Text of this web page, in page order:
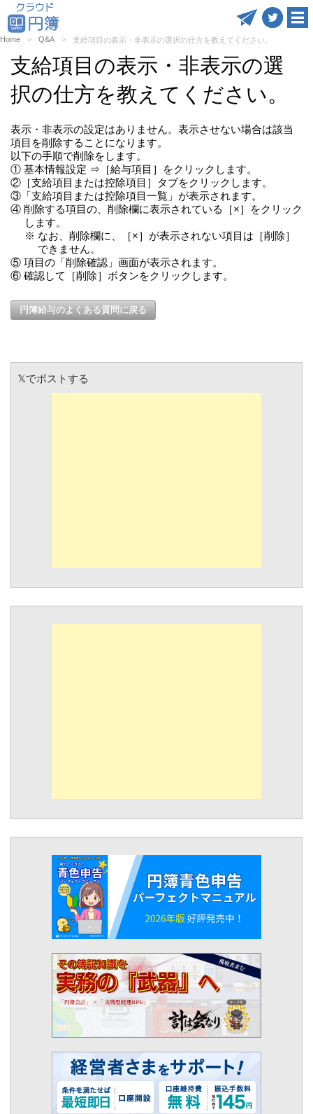
Home Q&A 支給項目の表示・非表示の選択の仕方を教えてください。
支給項目の表示・非表示の選
択の仕方を教えてください。
表示・非表示の設定はありません。表示させない場合は該当
項目を削除することになります。
以下の手順で削除をします。
① 基本情報設定 ⇒［給与項目］をクリックします。
②［支給項目または控除項目］タブをクリックします。
③「支給項目または控除項目一覧」が表示されます。
④ 削除する項目の、削除欄に表示されている［×］をクリック
します。
※ なお、削除欄に、［×］が表示されない項目は［削除］
できません。
⑤ 項目の「削除確認」画面が表示されます。
⑥ 確認して［削除］ボタンをクリックします。
円簿給与のよくある質問に戻る
𝕏でポストする